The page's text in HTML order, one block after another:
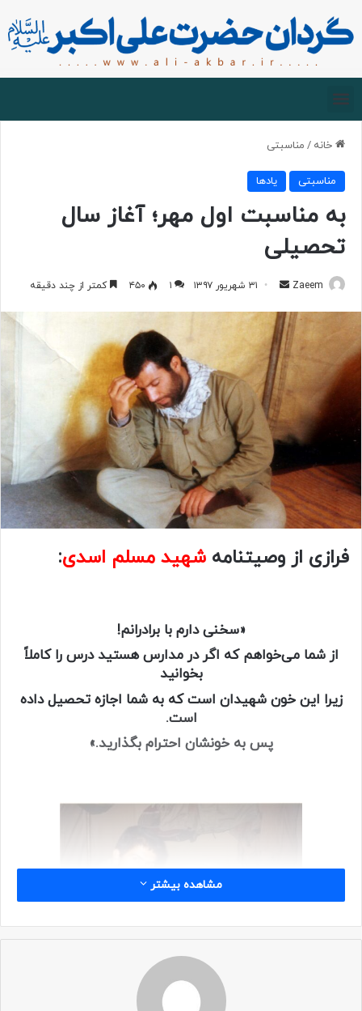
خانه / مناسبتی
مناسبتی یادها
به مناسبت اول مهر؛ آغاز سال
تحصیلی
Zaeem ۳۱ شهریور ۱۳۹۷ ۱ ۴۵۰ کمتر از چند دقیقه
فرازی از وصیتنامه شهید مسلم اسدی:
«سخنی دارم با برادرانم!
از شما می‌خواهم که اگر در مدارس هستید درس را کاملاً
بخوانید
زیرا این خون شهیدان است که به شما اجازه تحصیل داده
است.
پس به خونشان احترام بگذارید.»
مشاهده بیشتر